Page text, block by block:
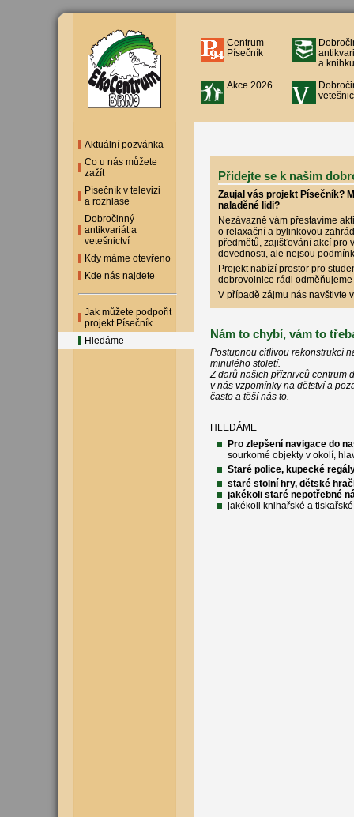
Centrum
Písečník
a
Akce 2026
Aktuální pozvánka
Co u nás můžete
zažít
Písečník v televizi
a rozhlase
Dobročinný
antikvariát a
vetešnictví
Kdy máme otevřeno
Kde nás najdete
Jak můžete podpořit
projekt Písečník
Hledáme
Přidejte se k našim
Zaujal vás projekt Písečník?
naladěné lidi?
Nezávazně vám přestavíme
o relaxační a bylinkovou
předmětů, zajišťování akcí pro
dovednosti, ale nejsou
Projekt nabízí prostor pro
dobrovolnice rádi
V případě zájmu nás navštivte
Nám to chybí, vám to
Postupnou citlivou rekonstrukcí
minulého století.
Z darů našich příznivců centrum
v nás vzpomínky na dětství a
často a těší nás to.
HLEDÁME
Pro zlepšení navigace do
sourkomé objekty v okolí,
Staré police, kupecké
staré stolní hry, dětské
jakékoli staré nepotřebné
jakékoli knihařské a